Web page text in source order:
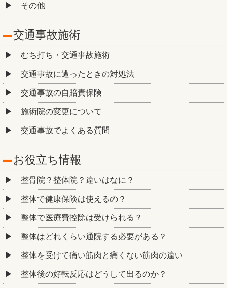
その他
交通事故施術
むち打ち・交通事故施術
交通事故に遭ったときの対処法
交通事故の自賠責保険
施術院の変更について
交通事故でよくある質問
お役立ち情報
整骨院？整体院？違いはなに？
整体で健康保険は使えるの？
整体で医療費控除は受けられる？
整体はどれくらい通院する必要がある？
整体を受けて痛い筋肉と痛くない筋肉の違い
整体後の好転反応はどうして出るのか？